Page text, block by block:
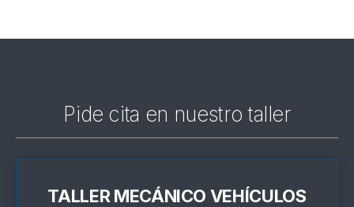
Pide cita en nuestro taller
TALLER MECÁNICO VEHÍCULOS